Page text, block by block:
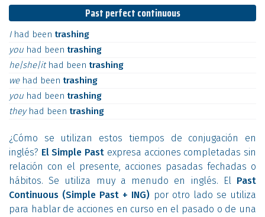
Past perfect continuous
I had been trashing
you had been trashing
he|she|it had been trashing
we had been trashing
you had been trashing
they had been trashing
¿Cómo se utilizan estos tiempos de conjugación en
inglés? El Simple Past expresa acciones completadas sin
relación con el presente, acciones pasadas fechadas o
hábitos. Se utiliza muy a menudo en inglés. El Past
Continuous (Simple Past + ING) por otro lado se utiliza
para hablar de acciones en curso en el pasado o de una